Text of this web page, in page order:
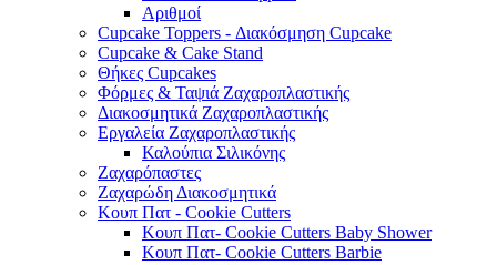
Αριθμοί
Cupcake Toppers - Διακόσμηση Cupcake
Cupcake & Cake Stand
Θήκες Cupcakes
Φόρμες & Ταψιά Ζαχαροπλαστικής
Διακοσμητικά Ζαχαροπλαστικής
Εργαλεία Ζαχαροπλαστικής
Καλούπια Σιλικόνης
Ζαχαρόπαστες
Ζαχαρώδη Διακοσμητικά
Κουπ Πατ - Cookie Cutters
Κουπ Πατ- Cookie Cutters Baby Shower
Κουπ Πατ- Cookie Cutters Barbie